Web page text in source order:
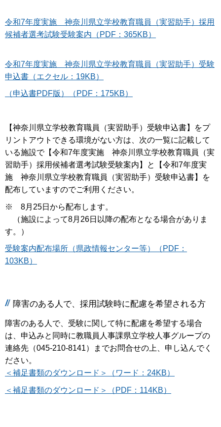
令和7年度実施 神奈川県立学校教育職員（実習助手）採用
候補者選考試験受験案内（PDF：365KB）
令和7年度実施 神奈川県立学校教育職員（実習助手）受験
申込書（エクセル：19KB）
（申込書PDF版）（PDF：175KB）
【神奈川県立学校教育職員（実習助手）受験申込書】をプ
リントアウトできる環境がない方は、次の一覧に記載して
いる施設で【令和7年度実施 神奈川県立学校教育職員（実
習助手）採用候補者選考試験受験案内】と【令和7年度実
施 神奈川県立学校教育職員（実習助手）受験申込書】を
配布していますのでご利用ください。
※ 8月25日から配布します。
（施設によって8月26日以降の配布となる場合がありま
す。）
受験案内配布場所（県政情報センター等）（PDF：
103KB）
障害のある人で、採用試験時に配慮を希望される方
障害のある人で、受験に関して特に配慮を希望する場合
は、申込みと同時に教職員人事課県立学校人事グループの
連絡先（045-210-8141）までお問合せの上、申し込んでく
ださい。
＜補足書類のダウンロード＞（ワード：24KB）
＜補足書類のダウンロード＞（PDF：114KB）